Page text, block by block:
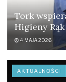
Tork
Higieny Rąk
4 MAJA 2026
AKTUALNOŚCI